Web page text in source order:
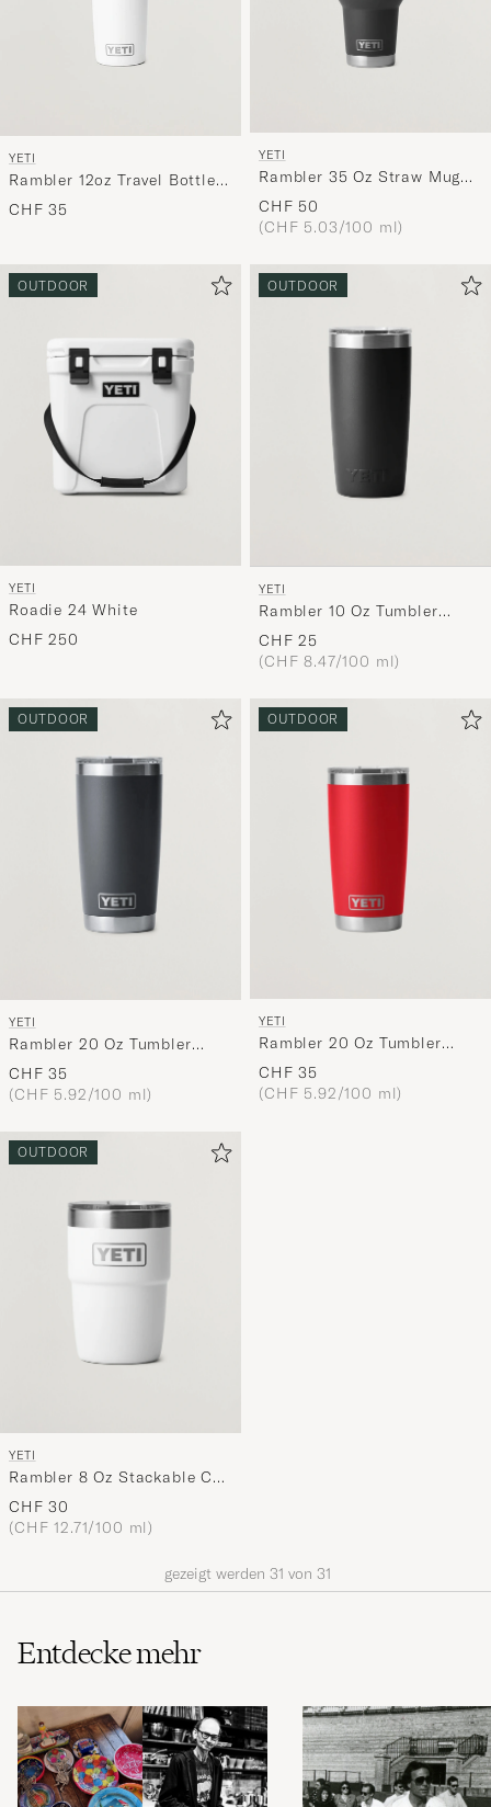
YETI
Rambler 12oz Travel Bottle
White
CHF 35
YETI
Rambler 35 Oz Straw Mug
Black
CHF 50
(CHF 5.03/100 ml)
OUTDOOR
YETI
Roadie 24 White
CHF 250
OUTDOOR
YETI
Rambler 10 Oz Tumbler
Black
CHF 25
(CHF 8.47/100 ml)
OUTDOOR
YETI
Rambler 20 Oz Tumbler
Charcoal
CHF 35
(CHF 5.92/100 ml)
OUTDOOR
YETI
Rambler 20 Oz Tumbler
Rescure Red
CHF 35
(CHF 5.92/100 ml)
OUTDOOR
YETI
Rambler 8 Oz Stackable Cup
White
CHF 30
(CHF 12.71/100 ml)
gezeigt werden 31 von 31
Entdecke mehr